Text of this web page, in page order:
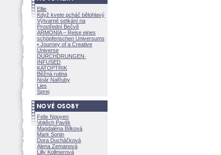
Ellie
Když kvete pcháč bělohlavý
Výtvarné setkání na
Prostřední Bečvě
ARMONÍA – Reise eines
schöpferischen Universums
• Journey of a Creative
Universe
DURCHDRUNGEN·
INFUSED
KATOPTRIK
Běžná rutina
Noár NaRuby
Lies
Sprej
Felix Nguyen
Vojtěch Pavlík
Magdaléna Bílkov
Mark Sonin
Dora Ducháčkov
Alena Zemanov
Lilly Kollmerov